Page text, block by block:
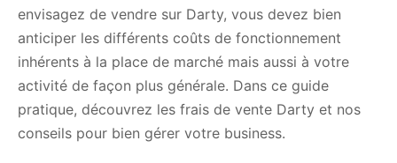
envisagez de vendre sur Darty, vous devez bien
anticiper les différents coûts de fonctionnement
inhérents à la place de marché mais aussi à votre
activité de façon plus générale. Dans ce guide
pratique, découvrez les frais de vente Darty et nos
conseils pour bien gérer votre business.